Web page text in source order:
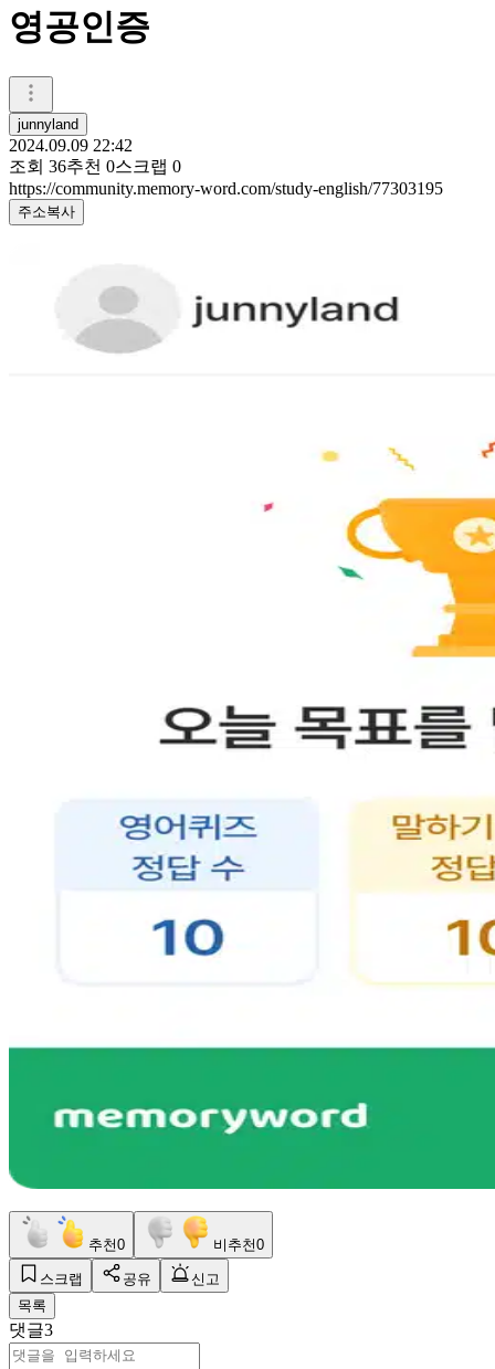
영공인증
junnyland
2024.09.09 22:42
조회 36추천 0스크랩 0
https://community.memory-word.com/study-english/77303195
주소복사
추천0 비추천0
스크랩 공유
신고
목록
댓글3